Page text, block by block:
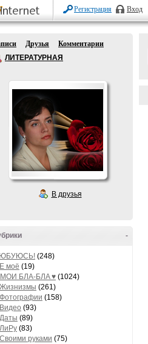
Регистрация Вход
Друзья
Комментарии
ЛИТЕРАТУРНАЯ
В друзья
-
(248)
моё (19)
БЛA-БЛA ♥ (1024)
Жизнизмы (261)
Фотографии (158)
Видео (93)
Даты (89)
ЛиРу (83)
Своими руками (75)